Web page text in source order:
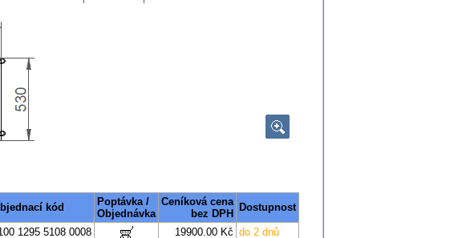
kód
Poptávka /
Objednávka
Ceníková cena
bez DPH
Dostupnost
1295 5108 0008 19900.00 Kč do 2 dnů